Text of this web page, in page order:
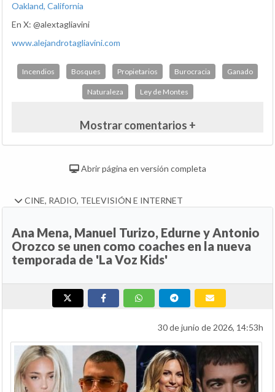
Oakland, California
En X: @alextagliavini
www.alejandrotagliavini.com
Incendios Bosques Propietarios Burocracia Ganado
Naturaleza Ley de Montes
Mostrar comentarios +
Abrir página en versión completa
CINE, RADIO, TELEVISIÓN E INTERNET
Ana Mena, Manuel Turizo, Edurne y Antonio
Orozco se unen como coaches en la nueva
temporada de 'La Voz Kids'
30 de junio de 2026, 14:53h